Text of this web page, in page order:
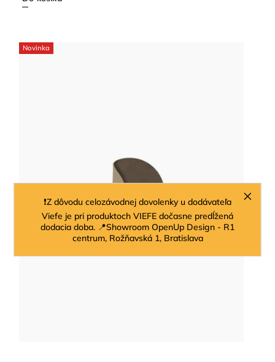
❗Z dôvodu celozávodnej dovolenky u dodávateľa
Viefe je pri produktoch VIEFE dočasne predĺžená
dodacia doba. 📍Showroom OpenUp Design - R1
centrum, Rožňavská 1, Bratislava
Novinka